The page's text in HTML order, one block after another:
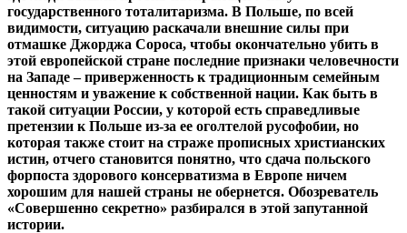
государственного тоталитаризма. В Польше, по всей
видимости, ситуацию раскачали внешние силы при
отмашке Джорджа Сороса, чтобы окончательно убить в
этой европейской стране последние признаки человечности
на Западе – приверженность к традиционным семейным
ценностям и уважение к собственной нации. Как быть в
такой ситуации России, у которой есть справедливые
претензии к Польше из-за ее оголтелой русофобии, но
которая также стоит на страже прописных христианских
истин, отчего становится понятно, что сдача польского
форпоста здорового консерватизма в Европе ничем
хорошим для нашей страны не обернется. Обозреватель
«Совершенно секретно» разбирался в этой запутанной
истории.